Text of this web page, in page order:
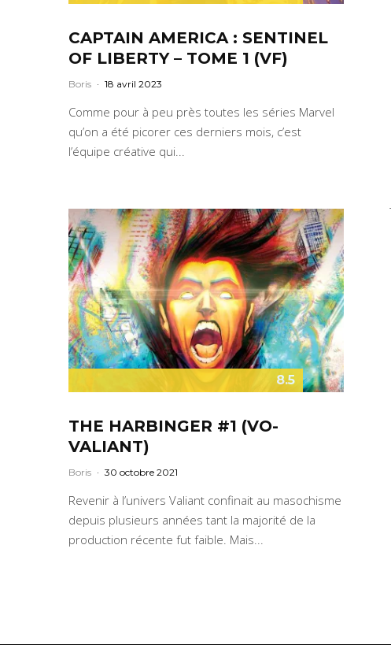
CAPTAIN AMERICA : SENTINEL
OF LIBERTY – TOME 1 (VF)
Boris · 18 avril 2023
Comme pour à peu près toutes les séries Marvel
qu’on a été picorer ces derniers mois, c’est
l’équipe créative qui...
8.5
THE HARBINGER #1 (VO-
VALIANT)
Boris · 30 octobre 2021
Revenir à l’univers Valiant confinait au masochisme
depuis plusieurs années tant la majorité de la
production récente fut faible. Mais...